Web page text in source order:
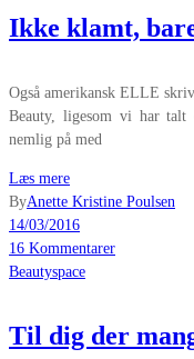
Ikke klamt,
Også amerikansk ELLE
Beauty, ligesom vi har
nemlig på med
Læs mere
ByAnette Kristine Poulsen
14/03/2016
16 Kommentarer
Beautyspace
Til dig der